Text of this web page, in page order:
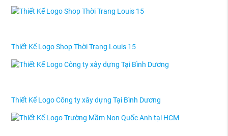
Thiết Kế Logo Shop Thời Trang Louis 15
Thiết Kế Logo Công ty xây dựng Tại Bình Dương